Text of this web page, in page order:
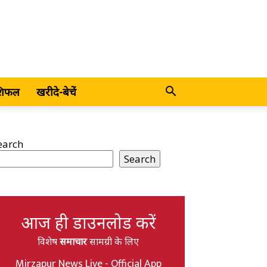
खरीदे-बेचें
Search
आज ही डाउनलोड करें
विशेषसमाचारसामग्री के लिए